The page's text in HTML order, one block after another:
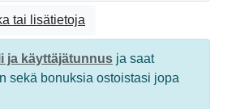
tai lisätietoja
ja käyttäjätunnus ja saat
sekä bonuksia ostoistasi jopa